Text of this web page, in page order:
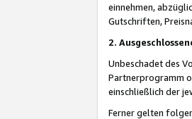
einnehmen,
Gutschriften,
2.
Unbeschadet des
Partnerprogramm
einschließlich der
Ferner gelten